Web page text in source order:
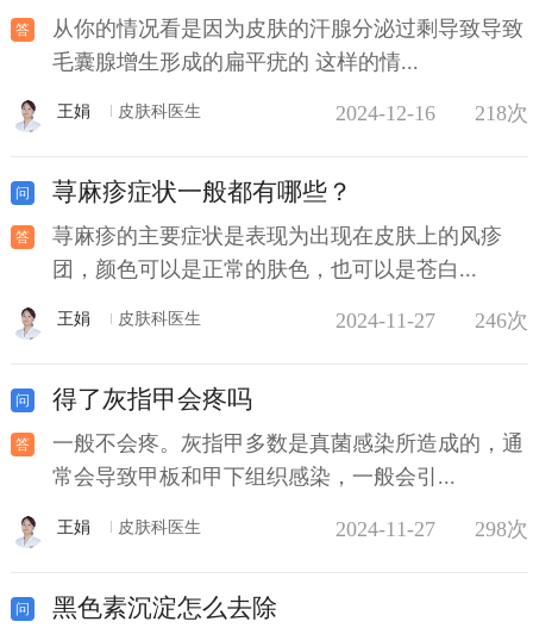
从你的情况看是因为皮肤的汗腺分泌过剩导致导致
毛囊腺增生形成的扁平疣的 这样的情...
王娟 皮肤科医生 2024-12-16 218次
荨麻疹症状一般都有哪些？
荨麻疹的主要症状是表现为出现在皮肤上的风疹
团，颜色可以是正常的肤色，也可以是苍白...
王娟 皮肤科医生 2024-11-27 246次
得了灰指甲会疼吗
一般不会疼。灰指甲多数是真菌感染所造成的，通
常会导致甲板和甲下组织感染，一般会引...
王娟 皮肤科医生 2024-11-27 298次
黑色素沉淀怎么去除